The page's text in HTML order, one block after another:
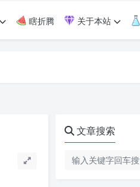
瞎折腾 关于本站
文章搜索